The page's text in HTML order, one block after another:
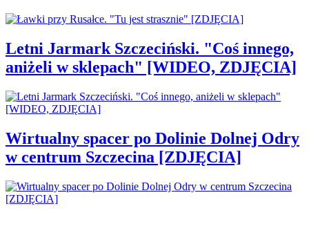
Letni Jarmark Szczeciński. "Coś innego,
aniżeli w sklepach" [WIDEO, ZDJĘCIA]
Wirtualny spacer po Dolinie Dolnej Odry
w centrum Szczecina [ZDJĘCIA]